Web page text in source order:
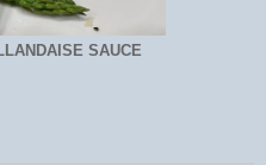
SAUCE